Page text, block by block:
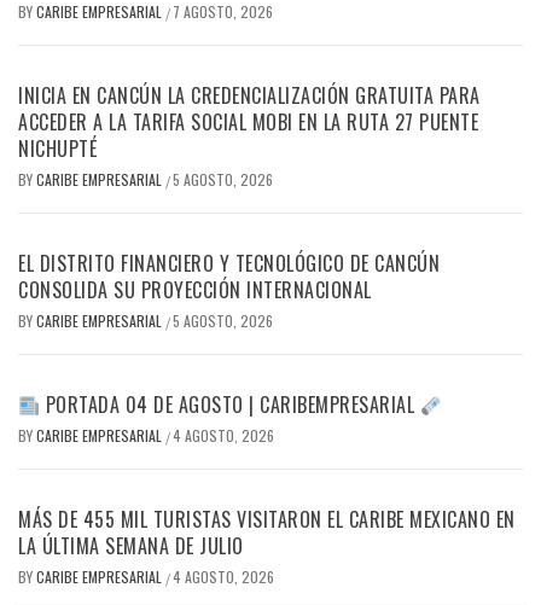
BYCARIBE EMPRESARIAL / 7 AGOSTO, 2026
INICIA EN CANCÚN LA CREDENCIALIZACIÓN GRATUITA PARA
ACCEDER A LA TARIFA SOCIAL MOBI EN LA RUTA 27 PUENTE
NICHUPTÉ
BYCARIBE EMPRESARIAL /5 AGOSTO, 2026
EL DISTRITO FINANCIERO Y TECNOLÓGICO DE CANCÚN
CONSOLIDA SU PROYECCIÓN INTERNACIONAL
BYCARIBE EMPRESARIAL /5 AGOSTO, 2026
PORTADA 04 DE AGOSTO | CARIBEMPRESARIAL
BYCARIBE EMPRESARIAL /4 AGOSTO, 2026
MÁS DE 455 MIL TURISTAS VISITARON EL CARIBE MEXICANO EN
LA ÚLTIMA SEMANA DE JULIO
BYCARIBE EMPRESARIAL /4 AGOSTO, 2026